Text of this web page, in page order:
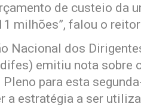
de custeio da
milhões”, falou o
Nacional dos
emitiu nota sobre
Pleno para esta
a estratégia a ser